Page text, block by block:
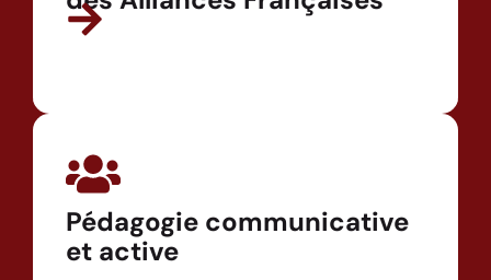
Pédagogie communicative
et active